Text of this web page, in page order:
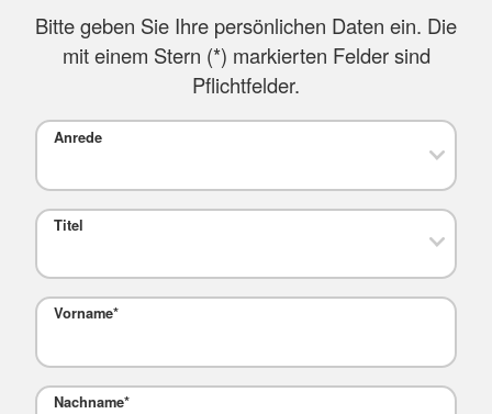
Bitte geben Sie Ihre persönlichen Daten ein. Die
mit einem Stern (*) markierten Felder sind
Pflichtfelder.
Anrede
Titel
Vorname*
Nachname*